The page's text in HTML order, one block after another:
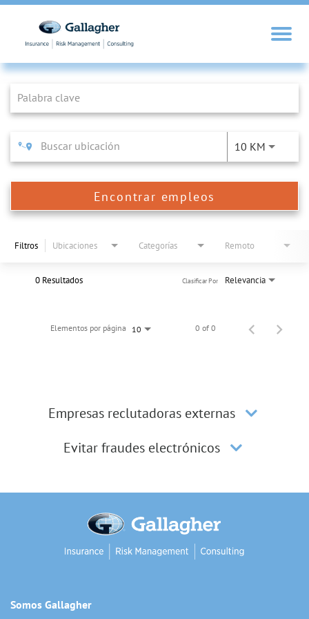
Job Search Page
10 KM
Encontrar empleos
Filtros Ubicaciones Categorías Remoto
0 Resultados Relevancia
Clasificar Por
Elementos por página 10 0 of 0
Empresas reclutadoras externas
Evitar fraudes electrónicos
Somos Gallagher